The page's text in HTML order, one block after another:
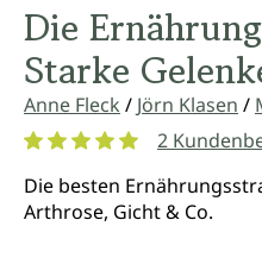
Die
Starke
Anne Fleck / Jörn Klasen /
2
Die besten
Arthrose, Gicht & Co.